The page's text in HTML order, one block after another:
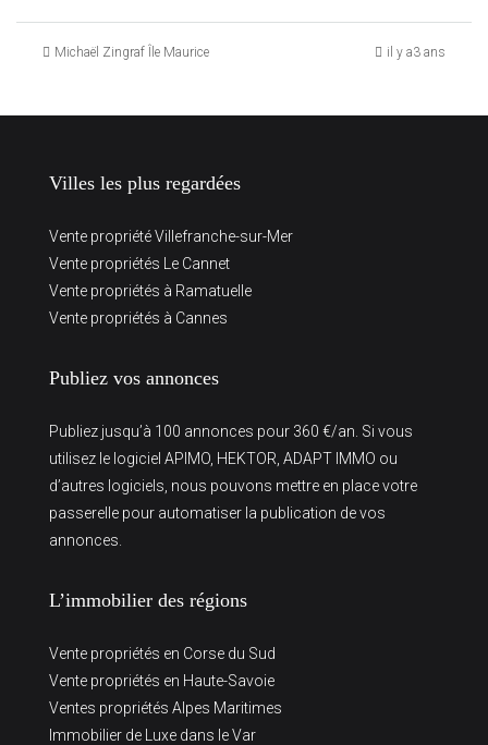
Michaël Zingraf Île Maurice il y a3 ans
Villes les plus regardées
Vente propriété Villefranche-sur-Mer
Vente propriétés Le Cannet
Vente propriétés à Ramatuelle
Vente propriétés à Cannes
Publiez vos annonces
Publiez jusqu’à 100 annonces pour 360 €/an. Si vous
utilisez le logiciel APIMO, HEKTOR, ADAPT IMMO ou
d’autres logiciels, nous pouvons mettre en place votre
passerelle pour automatiser la publication de vos
annonces.
L’immobilier des régions
Vente propriétés en Corse du Sud
Vente propriétés en Haute-Savoie
Ventes propriétés Alpes Maritimes
Immobilier de Luxe dans le Var